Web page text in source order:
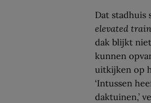
Dat stadhuis
elevated train
dak blijkt
kunnen
uitkijken op
‘Intussen
daktuinen,’